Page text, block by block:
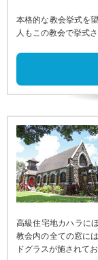
本格的な教会挙式を
人もこの教会で挙式
高級住宅地カハラに
教会内の全ての窓に
ドグラスが施されて